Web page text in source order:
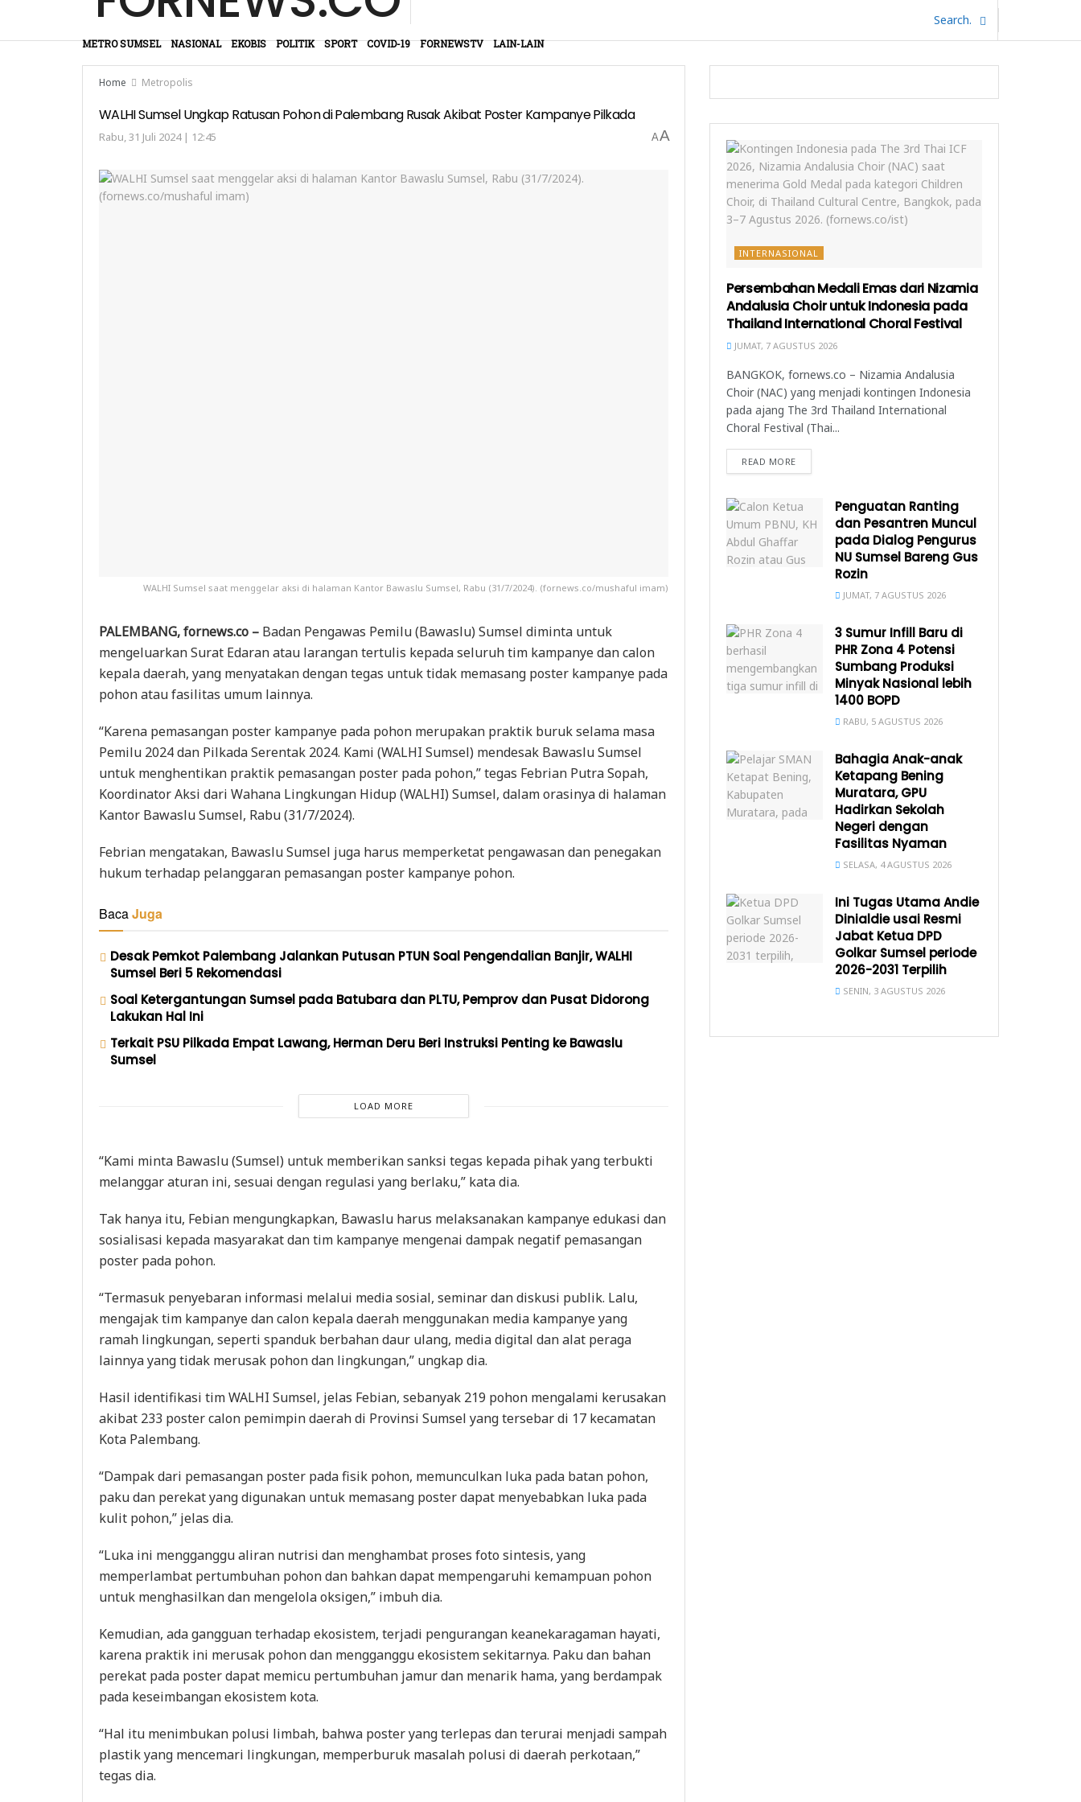
METRO SUMSEL NASIONAL EKOBIS POLITIK SPORT COVID-19 FORNEWSTV LAIN-LAIN
Home Metropolis
WALHI Sumsel Ungkap Ratusan Pohon di Palembang Rusak Akibat Poster Kampanye Pilkada
Rabu, 31 Juli 2024 | 12:45 AA
WALHI Sumsel saat menggelar aksi di halaman Kantor Bawaslu Sumsel, Rabu (31/7/2024). (fornews.co/mushaful imam)
PALEMBANG, fornews.co – Badan Pengawas Pemilu (Bawaslu) Sumsel diminta untuk
mengeluarkan Surat Edaran atau larangan tertulis kepada seluruh tim kampanye dan calon
kepala daerah, yang menyatakan dengan tegas untuk tidak memasang poster kampanye pada
pohon atau fasilitas umum lainnya.
“Karena pemasangan poster kampanye pada pohon merupakan praktik buruk selama masa
Pemilu 2024 dan Pilkada Serentak 2024. Kami (WALHI Sumsel) mendesak Bawaslu Sumsel
untuk menghentikan praktik pemasangan poster pada pohon,” tegas Febrian Putra Sopah,
Koordinator Aksi dari Wahana Lingkungan Hidup (WALHI) Sumsel, dalam orasinya di halaman
Kantor Bawaslu Sumsel, Rabu (31/7/2024).
Febrian mengatakan, Bawaslu Sumsel juga harus memperketat pengawasan dan penegakan
hukum terhadap pelanggaran pemasangan poster kampanye pohon.
BacaJuga
Desak Pemkot Palembang Jalankan Putusan PTUN Soal Pengendalian Banjir, WALHI
Sumsel Beri 5 Rekomendasi
Soal Ketergantungan Sumsel pada Batubara dan PLTU, Pemprov dan Pusat Didorong
Lakukan Hal Ini
Terkait PSU Pilkada Empat Lawang, Herman Deru Beri Instruksi Penting ke Bawaslu
Sumsel
LOAD MORE
“Kami minta Bawaslu (Sumsel) untuk memberikan sanksi tegas kepada pihak yang terbukti
melanggar aturan ini, sesuai dengan regulasi yang berlaku,” kata dia.
Tak hanya itu, Febian mengungkapkan, Bawaslu harus melaksanakan kampanye edukasi dan
sosialisasi kepada masyarakat dan tim kampanye mengenai dampak negatif pemasangan
poster pada pohon.
“Termasuk penyebaran informasi melalui media sosial, seminar dan diskusi publik. Lalu,
mengajak tim kampanye dan calon kepala daerah menggunakan media kampanye yang
ramah lingkungan, seperti spanduk berbahan daur ulang, media digital dan alat peraga
lainnya yang tidak merusak pohon dan lingkungan,” ungkap dia.
Hasil identifikasi tim WALHI Sumsel, jelas Febian, sebanyak 219 pohon mengalami kerusakan
akibat 233 poster calon pemimpin daerah di Provinsi Sumsel yang tersebar di 17 kecamatan
Kota Palembang.
“Dampak dari pemasangan poster pada fisik pohon, memunculkan luka pada batan pohon,
paku dan perekat yang digunakan untuk memasang poster dapat menyebabkan luka pada
kulit pohon,” jelas dia.
“Luka ini mengganggu aliran nutrisi dan menghambat proses foto sintesis, yang
memperlambat pertumbuhan pohon dan bahkan dapat mempengaruhi kemampuan pohon
untuk menghasilkan dan mengelola oksigen,” imbuh dia.
Kemudian, ada gangguan terhadap ekosistem, terjadi pengurangan keanekaragaman hayati,
karena praktik ini merusak pohon dan mengganggu ekosistem sekitarnya. Paku dan bahan
perekat pada poster dapat memicu pertumbuhan jamur dan menarik hama, yang berdampak
pada keseimbangan ekosistem kota.
“Hal itu menimbukan polusi limbah, bahwa poster yang terlepas dan terurai menjadi sampah
plastik yang mencemari lingkungan, memperburuk masalah polusi di daerah perkotaan,”
tegas dia.
INTERNASIONAL
Persembahan Medali Emas dari Nizamia
Andalusia Choir untuk Indonesia pada
Thailand International Choral Festival
JUMAT, 7 AGUSTUS 2026
BANGKOK, fornews.co – Nizamia Andalusia
Choir (NAC) yang menjadi kontingen Indonesia
pada ajang The 3rd Thailand International
Choral Festival (Thai...
READ MORE
Penguatan Ranting
dan Pesantren Muncul
pada Dialog Pengurus
NU Sumsel Bareng Gus
Rozin
JUMAT, 7 AGUSTUS 2026
3 Sumur Infill Baru di
PHR Zona 4 Potensi
Sumbang Produksi
Minyak Nasional lebih
1400 BOPD
RABU, 5 AGUSTUS 2026
Bahagia Anak-anak
Ketapang Bening
Muratara, GPU
Hadirkan Sekolah
Negeri dengan
Fasilitas Nyaman
SELASA, 4 AGUSTUS 2026
Ini Tugas Utama Andie
Dinialdie usai Resmi
Jabat Ketua DPD
Golkar Sumsel periode
2026-2031 Terpilih
SENIN, 3 AGUSTUS 2026